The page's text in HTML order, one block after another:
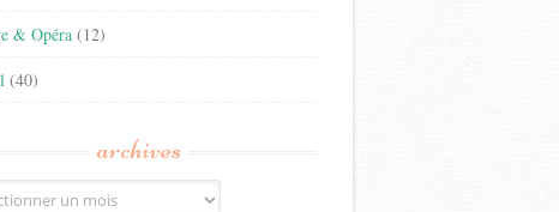
& Opéra (12)
(40)
archives